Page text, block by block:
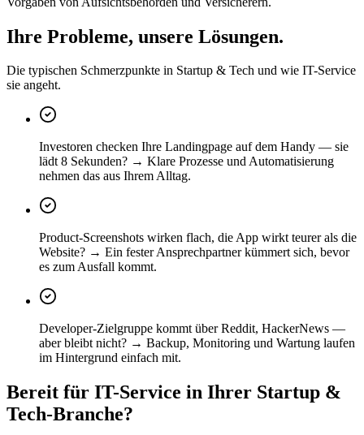
Ihre Probleme, unsere Lösungen.
Die typischen Schmerzpunkte in Startup & Tech und wie IT-Service
sie angeht.
Investoren checken Ihre Landingpage auf dem Handy — sie
lädt 8 Sekunden? → Klare Prozesse und Automatisierung
nehmen das aus Ihrem Alltag.
Product-Screenshots wirken flach, die App wirkt teurer als die
Website? → Ein fester Ansprechpartner kümmert sich, bevor
es zum Ausfall kommt.
Developer-Zielgruppe kommt über Reddit, HackerNews —
aber bleibt nicht? → Backup, Monitoring und Wartung laufen
im Hintergrund einfach mit.
Bereit für IT-Service in Ihrer Startup &
Tech-Branche?